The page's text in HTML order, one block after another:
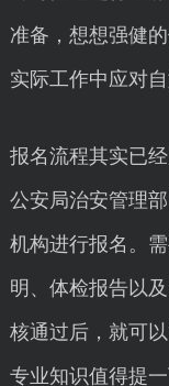
准备，想想强健
实际工作中应对
报名流程其实已
公安局治安管理
机构进行报名。
明、体检报告以
核通过后，就可
专业知识值得提